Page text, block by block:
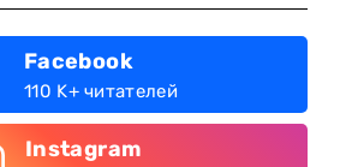
Facebook
110 K+ читателей
Instagram